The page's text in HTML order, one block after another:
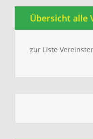
Übersicht alle
zur Liste